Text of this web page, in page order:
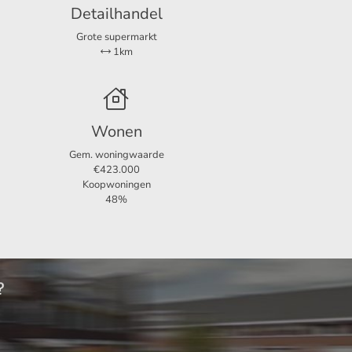
&
Detailhandel
Grote supermarkt
1km
Wonen
Gem. woningwaarde
€423.000
Koopwoningen
48%